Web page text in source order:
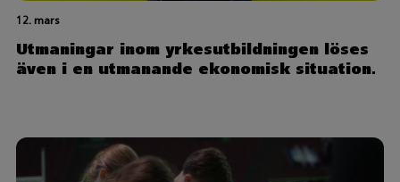
12. mars
Utmaningar inom yrkesutbildningen löses
även i en utmanande ekonomisk situation.